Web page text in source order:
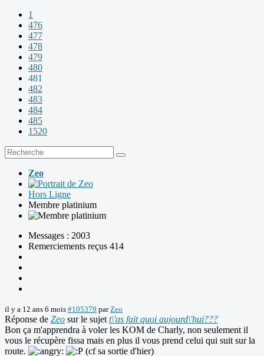
1
476
477
478
479
480
481
482
483
484
485
1520
Zeo
Hors Ligne
Membre platinium
Messages : 2003
Remerciements reçus 414
il y a 12 ans 6 mois #105379 par Zeo
Réponse de Zeo sur le sujet t\'as fait quoi aujourd\'hui???
Bon ça m'apprendra à voler les KOM de Charly, non seulement il
vous le récupère fissa mais en plus il vous prend celui qui suit sur la
route.
(cf sa sortie d'hier)